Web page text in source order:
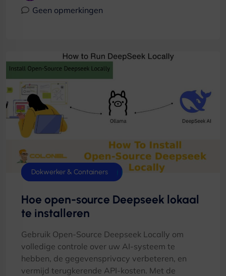
Geen opmerkingen
DevOps & Automatisering
Dokwerker & Containers
Hoe open-source Deepseek lokaal
te installeren
Gebruik Open-Source Deepseek Locally om
volledige controle over uw AI-systeem te
hebben, de gegevensprivacy verbeteren, en
vermijd terugkerende API-kosten. Met de